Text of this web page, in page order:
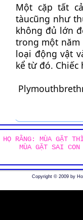
Một cặp tất
tàucũng như
không đủ lớn
trong một năm
loại động vật
kể từ đó. Chiếc
HỌ RẰNG: MÙA GẶT
MÙA GẶT SAI
Copyright © 2009 by